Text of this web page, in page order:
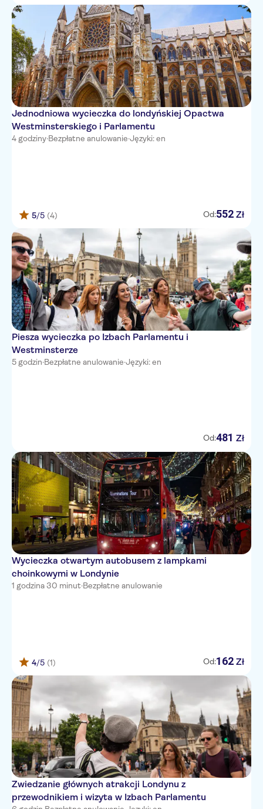
Jednodniowa wycieczka do londyńskiej Opactwa
Westminsterskiego i Parlamentu
4 godziny·Bezpłatne anulowanie·Języki: en
5/5 (4) Od:552 Zł
Piesza wycieczka po Izbach Parlamentu i
Westminsterze
5 godzin·Bezpłatne anulowanie·Języki: en
Od:481 Zł
Wycieczka otwartym autobusem z lampkami
choinkowymi w Londynie
1 godzina 30 minut·Bezpłatne anulowanie
4/5 (1) Od:162 Zł
Zwiedzanie głównych atrakcji Londynu z
przewodnikiem i wizyta w Izbach Parlamentu